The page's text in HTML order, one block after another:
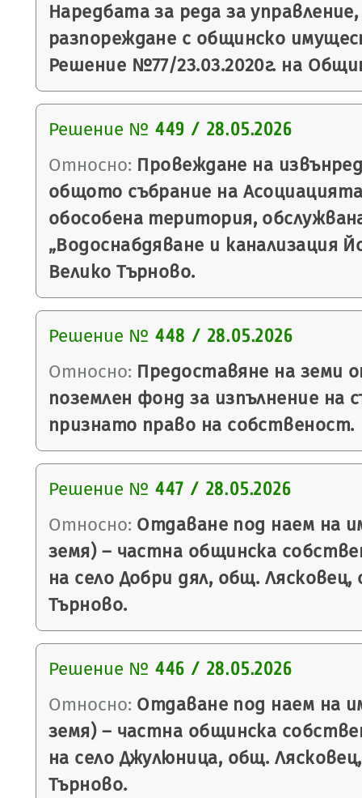
Наредбата за реда за
разпореждане с общинско
Решение №77/23.03.2020г. на
Решение № 449 / 28.05.2026
Относно: Провеждане на
общото събрание на
обособена територия,
„Водоснабдяване и канализация
Велико Търново.
Решение № 448 / 28.05.2026
Относно: Предоставяне на земи
поземлен фонд за изпълнение на
признато право на собственост.
Решение № 447 / 28.05.2026
Относно: Отдаване под наем на
земя) – частна общинска
на село Добри дял, общ. Лясковец,
Търново.
Решение № 446 / 28.05.2026
Относно: Отдаване под наем на
земя) – частна общинска
на село Джулюница, общ.
Търново.